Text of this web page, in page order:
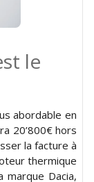
le
abordable en
20’800€ hors
la facture à
thermique
marque Dacia,